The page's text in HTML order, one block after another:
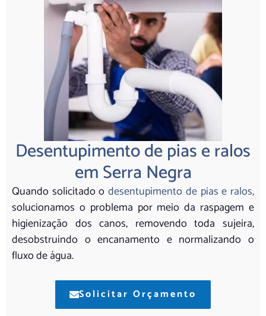
Desentupimento de pias e ralos
em Serra Negra
Quando solicitado odesentupimento de pias e ralos,
solucionamos o problema por meio da raspagem e
higienização dos canos, removendo toda sujeira,
desobstruindo o encanamento e normalizando o
fluxo de água.
Solicitar Orçamento